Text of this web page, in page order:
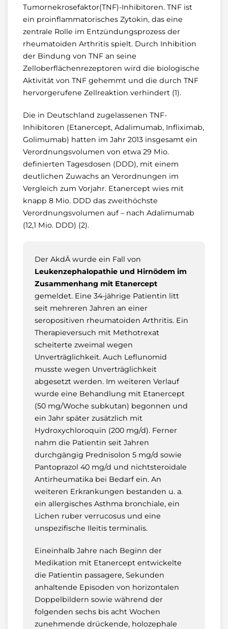
Tumornekrosefaktor(TNF)-Inhibitoren. TNF ist
ein proinflammatorisches Zytokin, das eine
zentrale Rolle im Entzündungsprozess der
rheumatoiden Arthritis spielt. Durch Inhibition
der Bindung von TNF an seine
Zelloberflächenrezeptoren wird die biologische
Aktivität von TNF gehemmt und die durch TNF
hervorgerufene Zellreaktion verhindert (1).
Die in Deutschland zugelassenen TNF-
Inhibitoren (Etanercept, Adalimumab, Infliximab,
Golimumab) hatten im Jahr 2013 insgesamt ein
Verordnungsvolumen von etwa 29 Mio.
definierten Tagesdosen (DDD), mit einem
deutlichen Zuwachs an Verordnungen im
Vergleich zum Vorjahr. Etanercept wies mit
knapp 8 Mio. DDD das zweithöchste
Verordnungsvolumen auf – nach Adalimumab
(12,1 Mio. DDD) (2).
Der AkdÄ wurde ein Fall von
Leukenzephalopathie und Hirnödem im
Zusammenhang mit Etanercept
gemeldet. Eine 34-jährige Patientin litt
seit mehreren Jahren an einer
seropositiven rheumatoiden Arthritis. Ein
Therapieversuch mit Methotrexat
scheiterte zweimal wegen
Unverträglichkeit. Auch Leflunomid
musste wegen Unverträglichkeit
abgesetzt werden. Im weiteren Verlauf
wurde eine Behandlung mit Etanercept
(50 mg/Woche subkutan) begonnen und
ein Jahr später zusätzlich mit
Hydroxychloroquin (200 mg/d). Ferner
nahm die Patientin seit Jahren
durchgängig Prednisolon 5 mg/d sowie
Pantoprazol 40 mg/d und nichtsteroidale
Antirheumatika bei Bedarf ein. An
weiteren Erkrankungen bestanden u. a.
ein allergisches Asthma bronchiale, ein
Lichen ruber verrucosus und eine
unspezifische Ileitis terminalis.
Eineinhalb Jahre nach Beginn der
Medikation mit Etanercept entwickelte
die Patientin passagere, Sekunden
anhaltende Episoden von horizontalen
Doppelbildern sowie während der
folgenden sechs bis acht Wochen
zunehmende drückende, holozephale